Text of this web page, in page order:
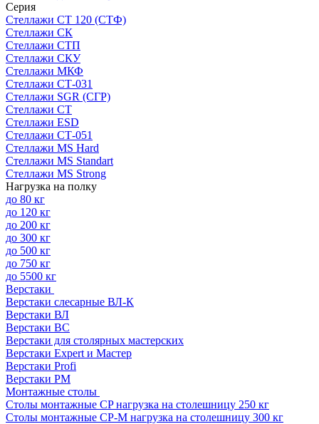
Серия
Стеллажи СТ 120 (СТФ)
Стеллажи СК
Стеллажи СТП
Стеллажи СКУ
Стеллажи МКФ
Стеллажи СТ-031
Стеллажи SGR (СГР)
Стеллажи СТ
Стеллажи ESD
Стеллажи СТ-051
Стеллажи MS Hard
Стеллажи MS Standart
Стеллажи MS Strong
Нагрузка на полку
до 80 кг
до 120 кг
до 200 кг
до 300 кг
до 500 кг
до 750 кг
до 5500 кг
Верстаки
Верстаки слесарные ВЛ-К
Верстаки ВЛ
Верстаки ВС
Верстаки для столярных мастерских
Верстаки Expert и Мастер
Верстаки Profi
Верстаки РМ
Монтажные столы
Столы монтажные СP нагрузка на столешницу 250 кг
Столы монтажные СР-М нагрузка на столешницу 300 кг